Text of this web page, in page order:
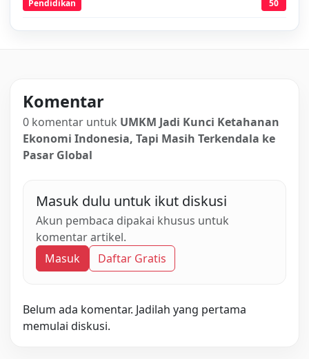
Pendidikan 50
Komentar
0 komentar untuk UMKM Jadi Kunci Ketahanan
Ekonomi Indonesia, Tapi Masih Terkendala ke
Pasar Global
Masuk dulu untuk ikut diskusi
Akun pembaca dipakai khusus untuk
komentar artikel.
Masuk
Daftar Gratis
Belum ada komentar. Jadilah yang pertama
memulai diskusi.